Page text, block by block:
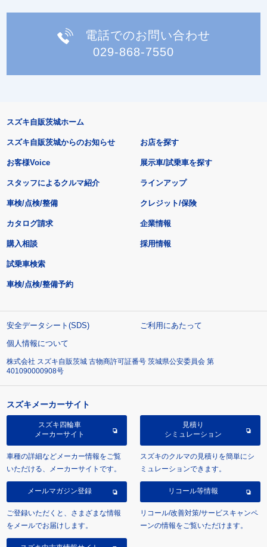
電話でのお問い合わせ
029-868-7550
スズキ自販茨城ホーム
スズキ自販茨城からのお知らせ
お客様Voice
スタッフによるクルマ紹介
お店を探す
展示車/試乗車を探す
ラインアップ
車検/点検/整備 クレジット/保険
カタログ請求
購入相談
試乗車検索
車検/点検/整備予約
企業情報
採用情報
安全データシート(SDS)
ご利用にあたって
個人情報について
株式会社 スズキ自販茨城 古物商許可証番号 茨城県公安委員会 第
401090000908号
スズキメーカーサイト
スズキ四輪車
メーカーサイト
車種の詳細などメーカー情報をご覧
いただける、メーカーサイトです。
見積り
シミュレーション
スズキのクルマの見積りを簡単にシ
ミュレーションできます。
メールマガジン登録
ご登録いただくと、さまざまな情報
をメールでお届けします。
リコール等情報
リコール/改善対策/サービスキャンペ
ーンの情報をご覧いただけます。